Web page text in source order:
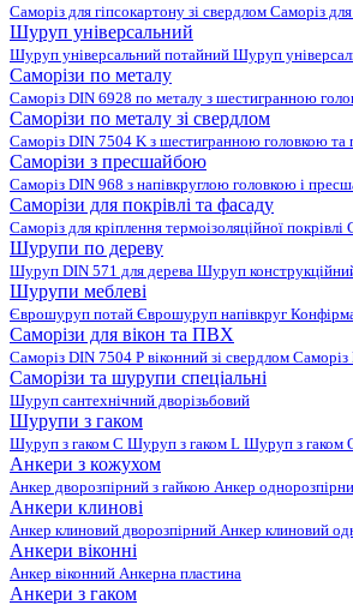
Саморіз для гіпсокартону зі свердлом Саморіз
Шуруп універсальний
Шуруп універсальний потайний Шуруп
Саморізи по металу
Саморіз DIN 6928 по металу з шестигранною
Саморізи по металу зі свердлом
Саморіз DIN 7504 K з шестигранною головкою та
Саморізи з пресшайбою
Саморіз DIN 968 з напівкруглою головкою і
Саморізи для покрівлі та фасаду
Саморіз для кріплення термоізоляційної покрівлі
Шурупи по дереву
Шуруп DIN 571 для дерева Шуруп
Шурупи меблеві
Єврошуруп потай Єврошуруп напівкруг
Саморізи для вікон та ПВХ
Саморіз DIN 7504 P віконний зі свердлом
Саморізи та шурупи спеціальні
Шуруп сантехнічний дворізьбовий
Шурупи з гаком
Шуруп з гаком C Шуруп з гаком L Шуруп з гаком
Анкери з кожухом
Анкер дворозпірний з гайкою Анкер
Анкери клинові
Анкер клиновий дворозпірний Анкер клиновий
Анкери віконні
Анкер віконний Анкерна пластина
Анкери з гаком